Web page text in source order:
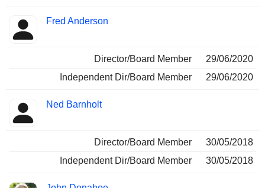
Fred Anderson
Director/Board Member
29/06/2020
Independent Dir/Board Member
29/06/2020
Ned Barnholt
Director/Board Member
30/05/2018
Independent Dir/Board Member
30/05/2018